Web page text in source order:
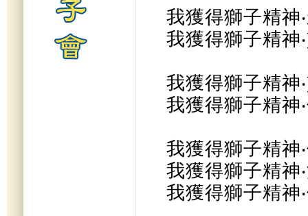
我獲得獅子精神‧
我獲得獅子精神‧
我獲得獅子精神‧
我獲得獅子精神‧
我獲得獅子精神‧
我獲得獅子精神‧
我獲得獅子精神‧